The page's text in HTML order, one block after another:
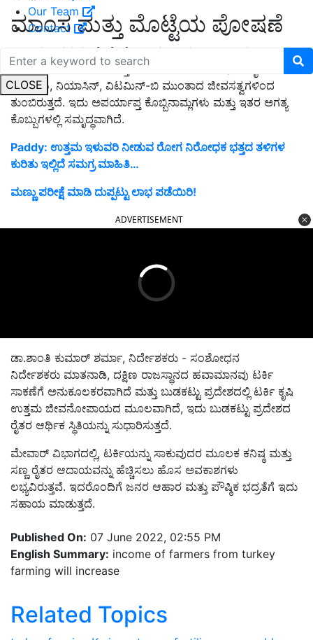
Our Team
Contact
CLOSE
ಮಾಂಸ ಮತ್ತು ಮೊಟ್ಟೆಯ ಪೋಷಣೆ
ಟರ್ಕಿ ಮಾಂಸದ ಕಡಿಮೆ ಗ್ಲೈಸೆಮಿಕ್ ಸೂಚ್ಯಂಕದಿಂದಾಗಿ, ಇದು
ಮಧುಮೇಹಿಗಳಿಗೆ ಉಪಯುಕ್ತವಾಗಿದೆ. ಇದರ ಮಾಂಸವು ಅಮೈನೋ
ಆಮ್ಲಗಳು, ನಿಯಾಸಿನ್, ವಿಟಮಿನ್-ಬಿ ಮುಂತಾದ ಜೀವಸತ್ವಗಳಿಂದ
ತುಂಬಿರುತ್ತದೆ. ಇದು ಅಪರ್ಯಾಪ್ತ ಕೊಬ್ಬಿನಾಮ್ಲಗಳು ಮತ್ತು ಇತರ ಅಗತ್ಯ
ಕೊಬ್ಬುಗಳಲ್ಲಿ ಸಮೃದ್ಧವಾಗಿದೆ.
Paddy: ಉತ್ತಮ ಇಳುವರಿ ನೀಡುವ ರೋಗ ನಿರೋಧಕ ಭತ್ತದ ತಳಿಗಳ
ಕುರಿತು ಇಲ್ಲಿದೆ ಸಮಗ್ರ ಮಾಹಿತಿ…
ಮಣ್ಣು ಪರೀಕ್ಷೆ ಮಾಡಿ ದುಪ್ಪಟ್ಟು ಲಾಭ ಪಡೆಯಿರಿ!
ADVERTISEMENT
ಡಾ.ಶಾಂತಿ ಕುಮಾರ್ ಶರ್ಮಾ, ನಿರ್ದೇಶಕರು - ಸಂಶೋಧನ
ನಿರ್ದೇಶಕರು ಮಾತನಾಡಿ, ದಕ್ಷಿಣ ರಾಜಸ್ಥಾನದ ಹವಾಮಾನವು ಟರ್ಕಿ
ಸಾಕಣೆಗೆ ಅನುಕೂಲಕರವಾಗಿದೆ ಮತ್ತು ಬುಡಕಟ್ಟು ಪ್ರದೇಶದಲ್ಲಿ ಟರ್ಕಿ ಕೃಷಿ
ಉತ್ತಮ ಜೀವನೋಪಾಯದ ಮೂಲವಾಗಿದೆ, ಇದು ಬುಡಕಟ್ಟು ಪ್ರದೇಶದ
ರೈತರ ಆರ್ಥಿಕ ಸ್ಥಿತಿಯನ್ನು ಸುಧಾರಿಸುತ್ತದೆ.
ಮೇವಾರ್ ವಿಭಾಗದಲ್ಲಿ, ಟರ್ಕಿಯನ್ನು ಸಾಕುವುದರ ಮೂಲಕ ಕನಿಷ್ಠ ಮತ್ತು
ಸಣ್ಣ ರೈತರ ಆದಾಯವನ್ನು ಹೆಚ್ಚಿಸಲು ಹೊಸ ಅವಕಾಶಗಳು
ಲಭ್ಯವಿರುತ್ತವೆ. ಇದರೊಂದಿಗೆ ಜನರ ಆಹಾರ ಮತ್ತು ಪೌಷ್ಠಿಕ ಭದ್ರತೆಗೆ ಇದು
ಸಹಾಯ ಮಾಡುತ್ತದೆ.
Published On: 07 June 2022, 02:55 PM
English Summary: income of farmers from turkey
farming will increase
Related Topics